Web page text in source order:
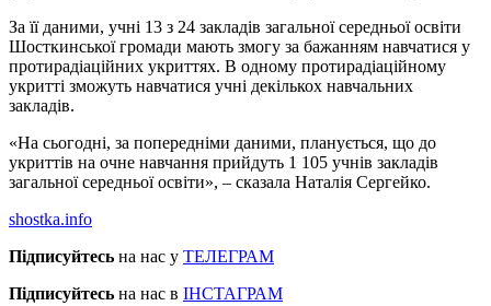
За її даними, учні 13 з 24 закладів загальної середньої освіти
Шосткинської громади мають змогу за бажанням навчатися у
протирадіаційних укриттях. В одному протирадіаційному
укритті зможуть навчатися учні декількох навчальних
закладів.
«На сьогодні, за попередніми даними, планується, що до
укриттів на очне навчання прийдуть 1 105 учнів закладів
загальної середньої освіти», – сказала Наталія Сергейко.
shostka.info
Підписуйтесь на нас у ТЕЛЕГРАМ
Підписуйтесь на нас в ІНСТАГРАМ